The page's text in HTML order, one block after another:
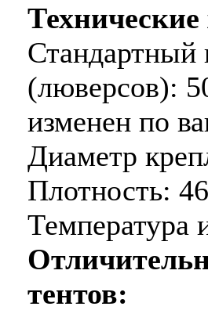
Стандартный
(люверсов):
изменен по
Диаметр
Плотность:
Температура
тентов: